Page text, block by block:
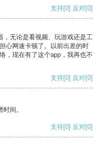
支持[0] 反对[0]
，无论是看视频、玩游戏还是工
心网速卡顿了。以前出差的时
，现在有了这个app，我再也不
支持[0] 反对[0]
间。
支持[0] 反对[0]